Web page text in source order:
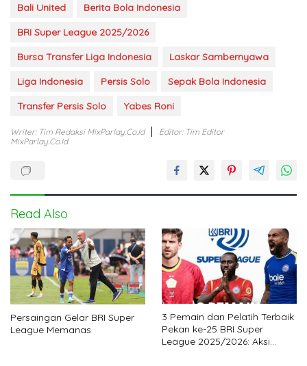
Bali United
Berita Bola Indonesia
BRI Super League 2025/2026
Bursa Transfer Liga Indonesia
Laskar Sambernyawa
Liga Indonesia
Persis Solo
Sepak Bola Indonesia
Transfer Persis Solo
Yabes Roni
Writer: Tim Redaksi MixParlay.co.id
Editor: Tim Editor
MixParlay.co.id
Read Also
Persaingan Gelar BRI Super
League Memanas
3 Pemain dan Pelatih Terbaik
Pekan ke-25 BRI Super
League 2025/2026: Aksi